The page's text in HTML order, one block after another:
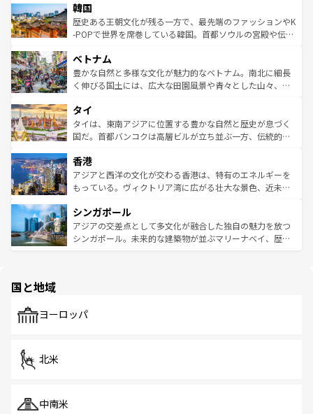
ワイを、存分に味わってほしい。 なお、新着のハワイ情報
はコンテンツ一覧を参照してほしい。
いる。アクティビティも充実しており、サーフィンやダイ
ビング、ハイキングなど、アウトドア好きにはたまらな
い。オーストラリアの多彩な魅力を存分に味わいつくそ
参照してほしい。
ン）、静ひつな山岳地帯である台湾東部など、都市の喧騒
と山間の静けさが共存しており、訪れる人に新しい発見と
驚きをもたらしてくれる。また、奥深い台湾の食文化も魅
容にもいいと評判のスイーツなど、バラエティ豊かな料理
が味わえる。 なお、新着の台湾情報は コンテンツ一覧を参
照してほしい。
韓国
歴史ある王朝文化が残る一方で、最先端のファッションやK
-POPで世界を席巻している韓国。首都ソウルの宮殿や伝統
き、地方に足を延ばせば四季折々の自然美を楽しむことが
できる。そして、キムチや焼肉、絶品のストリートフード
まで、さまざまな韓国料理が待っている。夜には、韓国な
リティに包まれながら、韓国の多彩な魅力を心ゆくまで味
わってみてほしい。 なお、新着の韓国情報はコンテンツ一
覧を参照してほしい。
ベトナム
豊かな自然と多様な文化が魅力的なベトナム。南北に細長
く伸びる国土には、広大な田園風景や青々とした山々、世
急速な発展と共に伝統が息づく。ハノイの古い町並みやホ
ーチミン市のフランス統治時代の建物も、独特の雰囲気を
醸し出している。また、バラエティの豊かさとおいしさで
とつ。フォーやバインミー、ベトナムコーヒーなどは、ぜ
ひ現地で味わいたい。どの地域を訪れてもあたたかい人々
が旅行者を迎えてくれるので、きっと忘れられない旅にな
参照してほしい。
タイ
タイは、東南アジアに位置する豊かな自然と歴史が息づく
国だ。首都バンコクは高層ビルが立ち並ぶ一方、伝統的な
の活気が交差している。北部ではチェンマイなどの山岳地
帯で自然と触れ合い、南部ではプーケットやクラビの美し
いビーチでリゾート気分を楽しむことができる。タイ料理
激する。気候は一年中温暖で、どの季節にも異なる楽しみ
が待っている。親しみやすいタイの人々、仏教を中心とし
た文化、そして多様な観光資源が、訪れる旅人を魅了し続
香港
アジアと西洋の文化が交わる香港は、特有のエネルギーを
もっている。ヴィクトリア湾に広がる壮大な景色、近未来
み、どこを訪れても感動するはず。観光スポットが密集し
ており、効率よく見どころを回れるのも魅力。息をのむよ
うな絶景から文化的な体験まで、香港を存分に楽しみ尽く
シンガポール
アジアの交差点として多文化が融合した独自の魅力を放つ
シンガポール。未来的な建築物が並ぶマリーナベイ、歴史
で、ホーカーズは地元の風情を楽しめる外せないスポット
国と地域
ヨーロッパ
北米
中南米